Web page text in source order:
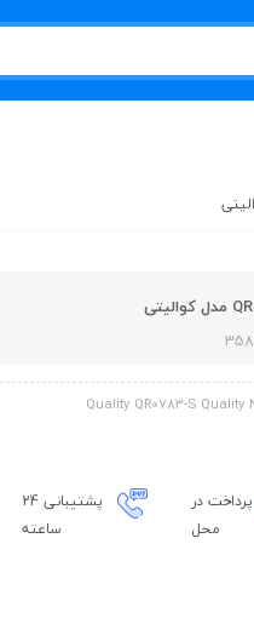
Quality QR0783-S
پرداخت در
محل
پشتیبانی 24
ساعته